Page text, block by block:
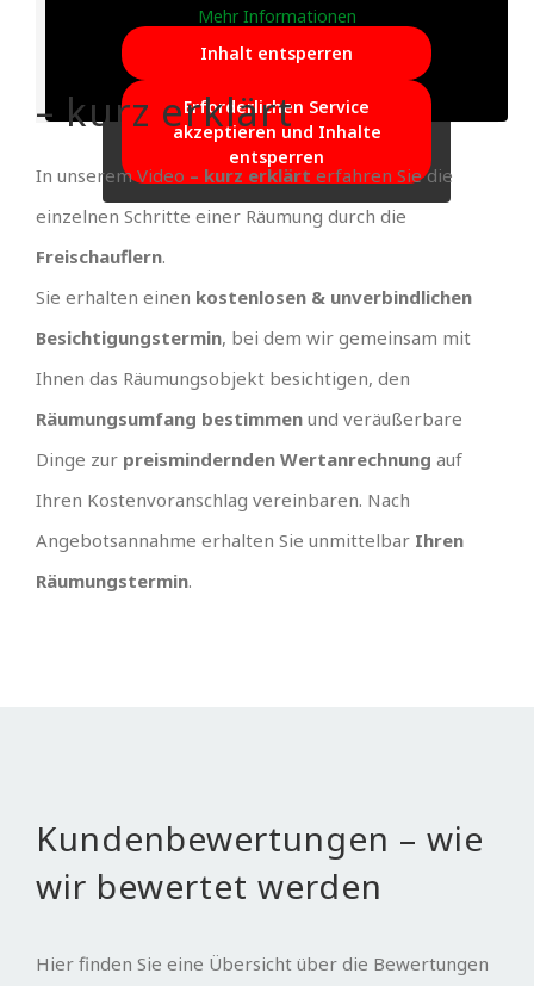
Mehr Informationen
Inhalt entsperren
Erforderlichen Service
akzeptieren und Inhalte
entsperren
– kurz erklärt
In unserem Video – kurz erklärt erfahren Sie die
einzelnen Schritte einer Räumung durch die
Freischauflern.
Sie erhalten einen kostenlosen & unverbindlichen
Besichtigungstermin, bei dem wir gemeinsam mit
Ihnen das Räumungsobjekt besichtigen, den
Räumungsumfang bestimmen und veräußerbare
Dinge zur preismindernden Wertanrechnung auf
Ihren Kostenvoranschlag vereinbaren. Nach
Angebotsannahme erhalten Sie unmittelbar Ihren
Räumungstermin.
Kundenbewertungen – wie
wir bewertet werden
Hier finden Sie eine Übersicht über die Bewertungen